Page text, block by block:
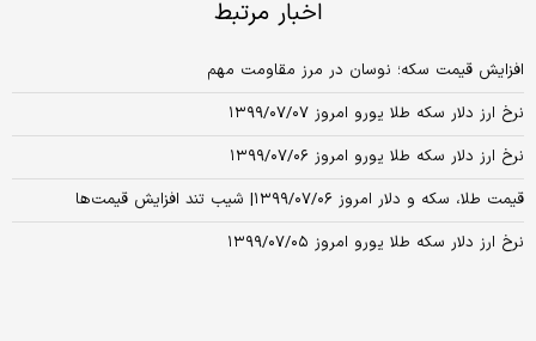
اخبار مرتبط
افزایش قیمت سکه؛ نوسان در مرز مقاومت مهم
نرخ ارز دلار سکه طلا یورو امروز ۱۳۹۹/۰۷/۰۷
نرخ ارز دلار سکه طلا یورو امروز ۱۳۹۹/۰۷/۰۶
قیمت طلا، سکه و دلار امروز ۱۳۹۹/۰۷/۰۶| شیب تند افزایش قیمت‌ها
نرخ ارز دلار سکه طلا یورو امروز ۱۳۹۹/۰۷/۰۵